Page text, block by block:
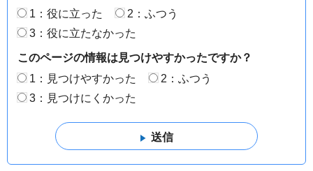
1：役に立った
2：ふつう
3：役に立たなかった
このページの情報は見つけやすかったですか？
1：見つけやすかった
2：ふつう
3：見つけにくかった